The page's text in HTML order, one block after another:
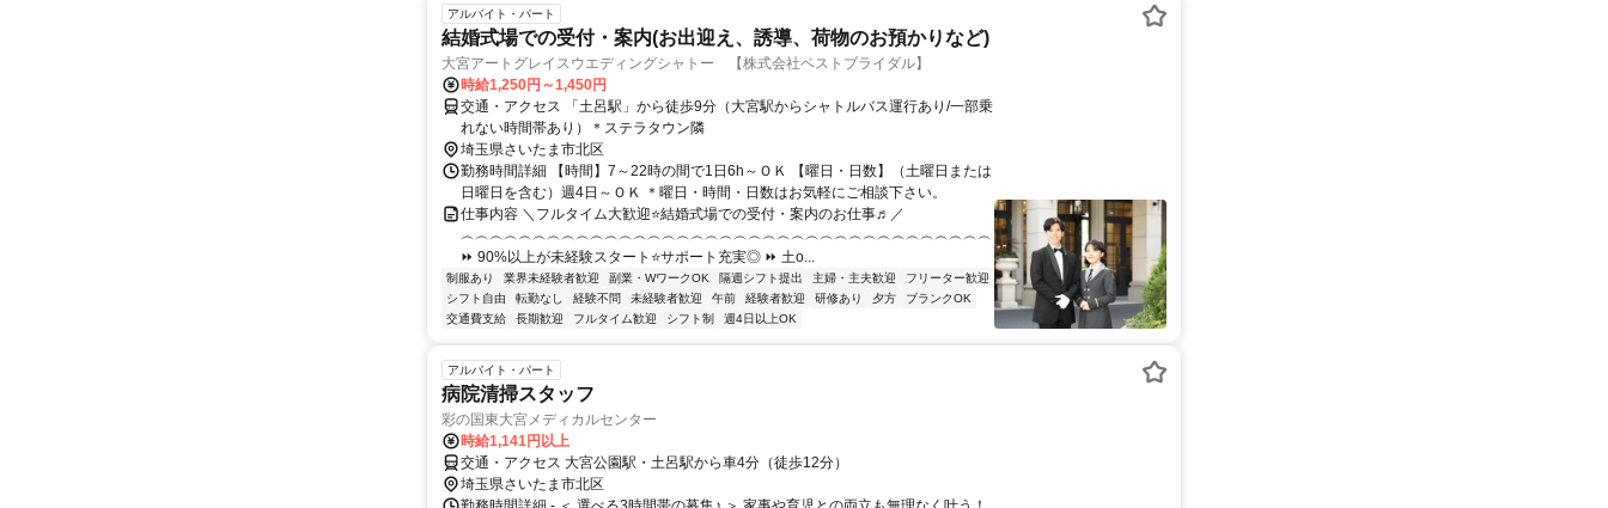
アルバイト・パート
結婚式場での受付・案内(お出迎え、誘導、荷物のお預かりなど)
大宮アートグレイスウエディングシャトー 【株式会社ベストブライダル】
時給1,250円～1,450円
交通・アクセス 「土呂駅」から徒歩9分（大宮駅からシャトルバス運行あり/一部乗
れない時間帯あり）＊ステラタウン隣
埼玉県さいたま市北区
勤務時間詳細 【時間】7～22時の間で1日6h～ＯＫ 【曜日・日数】（土曜日または
日曜日を含む）週4日～ＯＫ ＊曜日・時間・日数はお気軽にご相談下さい。
仕事内容 ＼フルタイム大歓迎⭐結婚式場での受付・案内のお仕事♬／
︵︵︵︵︵︵︵︵︵︵︵︵︵︵︵︵︵︵︵︵︵︵︵︵︵︵︵︵︵︵︵︵︵︵︵︵︵
⏩ 90%以上が未経験スタート⭐サポート充実◎ ⏩ 土o...
制服あり 業界未経験者歓迎 副業・WワークOK 隔週シフト提出 主婦・主夫歓迎
フリーター歓迎
シフト自由
転勤なし 経験不問 未経験者歓迎 午前 経験者歓迎 研修あり 夕方
ブランクOK
交通費支給
長期歓迎 フルタイム歓迎 シフト制 週4日以上OK
アルバイト・パート
病院清掃スタッフ
彩の国東大宮メディカルセンター
時給1,141円以上
交通・アクセス 大宮公園駅・土呂駅から車4分（徒歩12分）
埼玉県さいたま市北区